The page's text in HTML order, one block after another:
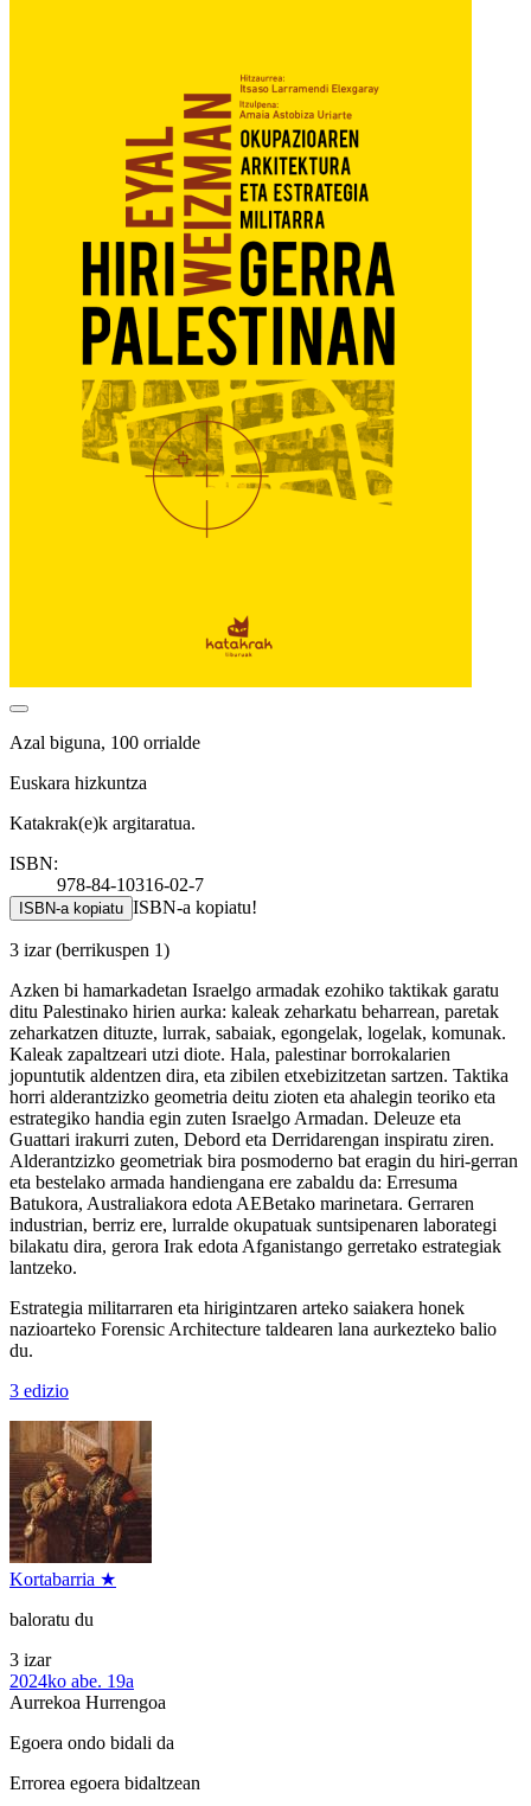
Azal biguna, 100 orrialde
Euskara hizkuntza
Katakrak(e)k argitaratua.
ISBN:
978-84-10316-02-7
ISBN-a kopiatu ISBN-a kopiatu!
3 izar(berrikuspen 1)
Azken bi hamarkadetan Israelgo armadak ezohiko taktikak garatu
ditu Palestinako hirien aurka: kaleak zeharkatu beharrean, paretak
zeharkatzen dituzte, lurrak, sabaiak, egongelak, logelak, komunak.
Kaleak zapaltzeari utzi diote. Hala, palestinar borrokalarien
jopuntutik aldentzen dira, eta zibilen etxebizitzetan sartzen. Taktika
horri alderantzizko geometria deitu zioten eta ahalegin teoriko eta
estrategiko handia egin zuten Israelgo Armadan. Deleuze eta
Guattari irakurri zuten, Debord eta Derridarengan inspiratu ziren.
Alderantzizko geometriak bira posmoderno bat eragin du hiri-gerran
eta bestelako armada handiengana ere zabaldu da: Erresuma
Batukora, Australiakora edota AEBetako marinetara. Gerraren
industrian, berriz ere, lurralde okupatuak suntsipenaren laborategi
bilakatu dira, gerora Irak edota Afganistango gerretako estrategiak
lantzeko.
Estrategia militarraren eta hirigintzaren arteko saiakera honek
nazioarteko Forensic Architecture taldearen lana aurkezteko balio
du.
3 edizio
Kortabarria ★
baloratu du
3 izar
2024ko abe. 19a
Aurrekoa Hurrengoa
Egoera ondo bidali da
Errorea egoera bidaltzean